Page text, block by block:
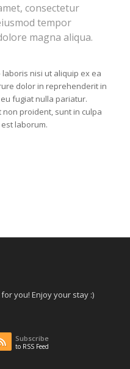
consectetur
tempor
magna aliqua.
nisi ut aliquip ex ea
dolor in reprehenderit in
fugiat nulla pariatur.
non proident, sunt in culpa
laborum.
you! Enjoy your stay :)
Subscribe
to RSS Feed